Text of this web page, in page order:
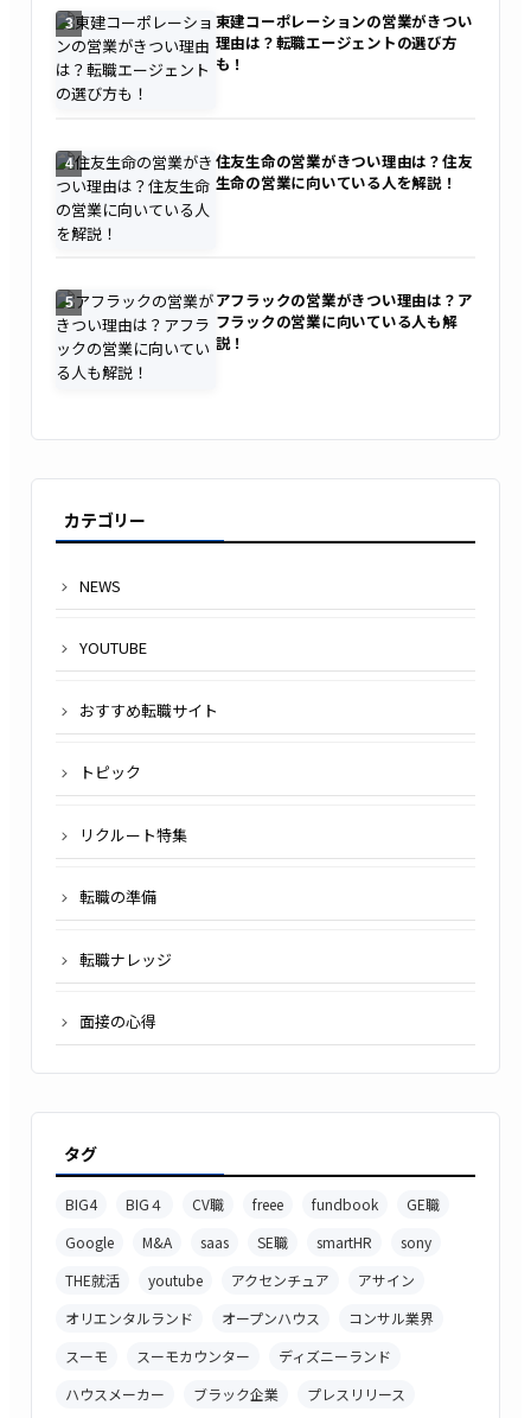
3
東建コーポレーションの営業がきつい
理由は？転職エージェントの選び方
も！
4
住友生命の営業がきつい理由は？住友
生命の営業に向いている人を解説！
5
アフラックの営業がきつい理由は？ア
フラックの営業に向いている人も解
説！
カテゴリー
NEWS
YOUTUBE
おすすめ転職サイト
トピック
リクルート特集
転職の準備
転職ナレッジ
面接の心得
タグ
BIG4 BIG４ CV職 freee fundbook
GE職
Google
M&A saas SE職 smartHR
sony
THE就活
youtube アクセンチュア
アサイン
オリエンタルランド
オープンハウス
コンサル業界
スーモ
スーモカウンター
ディズニーランド
ハウスメーカー
ブラック企業 プレスリリース